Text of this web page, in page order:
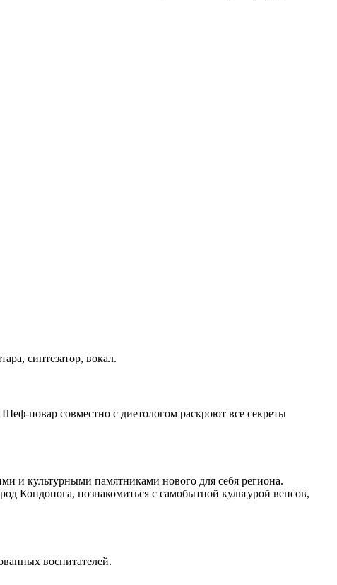
синтезатор, вокал.
повар совместно с диетологом раскроют все секреты
и культурными памятниками нового для себя региона.
Кондопога, познакомиться с самобытной культурой вепсов,
воспитателей.